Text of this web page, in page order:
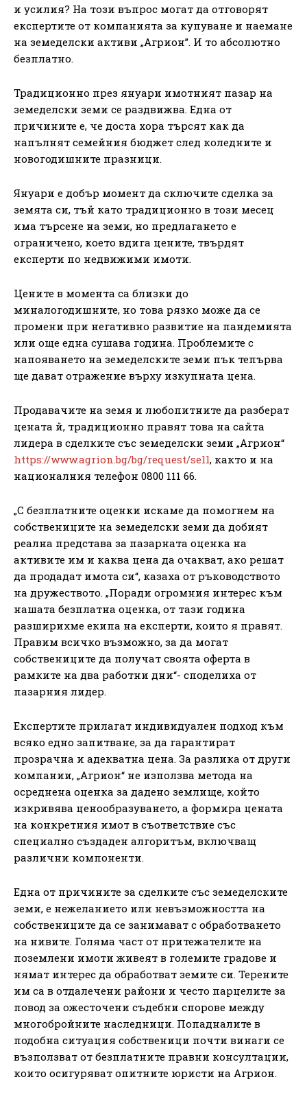
и усилия? На този въпрос могат да отговорят
експертите от компанията за купуване и наемане
на земеделски активи „Агрион”. И то абсолютно
безплатно.
Традиционно през януари имотният пазар на
земеделски земи се раздвижва. Една от
причините е, че доста хора търсят как да
напълнят семейния бюджет след коледните и
новогодишните празници.
Януари е добър момент да сключите сделка за
земята си, тъй като традиционно в този месец
има търсене на земи, но предлагането е
ограничено, което вдига цените, твърдят
експерти по недвижими имоти.
Цените в момента са близки до
миналогодишните, но това рязко може да се
промени при негативно развитие на пандемията
или още една сушава година. Проблемите с
напояването на земеделските земи пък тепърва
ще дават отражение върху изкупната цена.
Продавачите на земя и любопитните да разберат
цената й, традиционно правят това на сайта
лидера в сделките със земеделски земи „Агрион“
https://www.agrion.bg/bg/request/sell, както и на
националния телефон 0800 111 66.
„С безплатните оценки искаме да помогнем на
собствениците на земеделски земи да добият
реална представа за пазарната оценка на
активите им и каква цена да очакват, ако решат
да продадат имота си“, казаха от ръководството
на дружеството. „Поради огромния интерес към
нашата безплатна оценка, от тази година
разширихме екипа на експерти, които я правят.
Правим всичко възможно, за да могат
собствениците да получат своята оферта в
рамките на два работни дни“- споделиха от
пазарния лидер.
Експертите прилагат индивидуален подход към
всяко едно запитване, за да гарантират
прозрачна и адекватна цена. За разлика от други
компании, „Агрион“ не използва метода на
осреднена оценка за дадено землище, който
изкривява ценообразуването, а формира цената
на конкретния имот в съответствие със
специално създаден алгоритъм, включващ
различни компоненти.
Една от причините за сделките със земеделските
земи, е нежеланието или невъзможността на
собствениците да се занимават с обработването
на нивите. Голяма част от притежателите на
поземлени имоти живеят в големите градове и
нямат интерес да обработват земите си. Терените
им са в отдалечени райони и често парцелите за
повод за ожесточени съдебни спорове между
многобройните наследници. Попадналите в
подобна ситуация собственици почти винаги се
възползват от безплатните правни консултации,
които осигуряват опитните юристи на Агрион.